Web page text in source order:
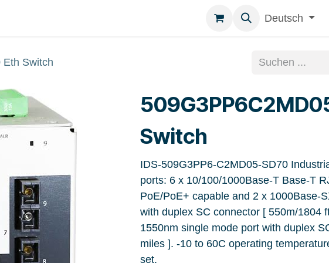
Deutsch
Eth Switch
Switch
IDS-509G3PP6-C2MD05-SD70
ports: 6 x 10/100/1000Base-T Base-T
PoE/PoE+ capable and 2 x 1000Base-
with duplex SC connector [ 550m/1804
1550nm single mode port with duplex
miles ]. -10 to 60C operating
set.